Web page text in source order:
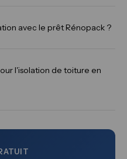
avec le prêt Rénopack ?
l'isolation de toiture en